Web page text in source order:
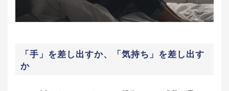
「手」を差し出すか、「気持ち」を差し出す
か